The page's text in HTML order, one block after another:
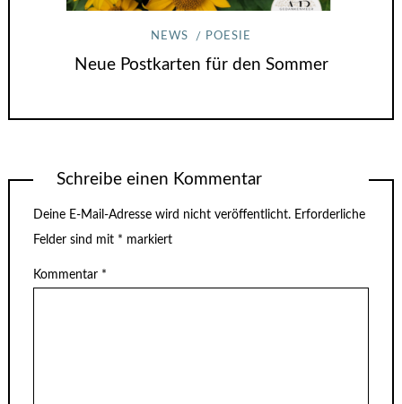
NEWS POESIE
Neue Postkarten für den Sommer
Schreibe einen Kommentar
Deine E-Mail-Adresse wird nicht veröffentlicht. Erforderliche
Felder sind mit * markiert
Kommentar *